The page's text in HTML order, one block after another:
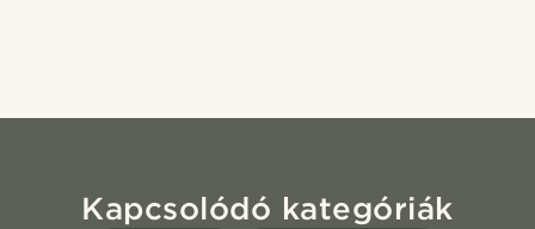
Kapcsolódó kategóriák